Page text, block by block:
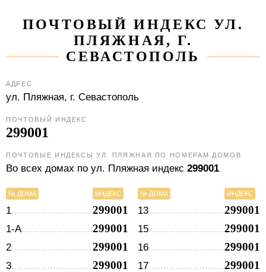
ПОЧТОВЫЙ ИНДЕКС УЛ.
ПЛЯЖНАЯ, Г.
СЕВАСТОПОЛЬ
АДРЕС
ул. Пляжная, г. Севастополь
ПОЧТОВЫЙ ИНДЕКС
299001
ПОЧТОВЫЕ ИНДЕКСЫ УЛ. ПЛЯЖНАЯ ПО НОМЕРАМ ДОМОВ
Во всех домах по ул. Пляжная индекс 299001
№ ДОМА ИНДЕКС
1 299001
1-А 299001
2 299001
3 299001
№ ДОМА ИНДЕКС
13 299001
15 299001
16 299001
17 299001